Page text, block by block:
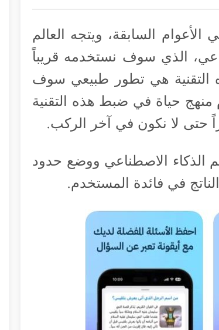
السابقة، ويتجه العالم
الذي سوف نستخدمه قريباً
التقنية هي تطور طبيعي سوف
منهج حياة في ضبط هذه التقنية
حتى لا نكون في آخر الركب.
الذكاء الاصطناعي ووضع حدود
في فائدة المستخدم.